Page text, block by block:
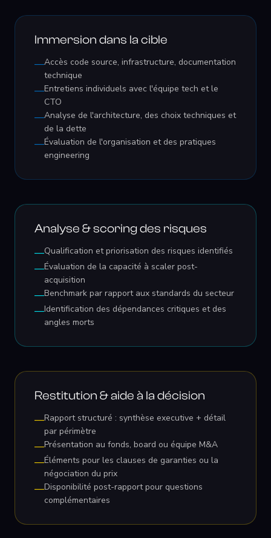
Immersion dans la cible
—Accès code source, infrastructure, documentation
technique
—Entretiens individuels avec l'équipe tech et le
CTO
—Analyse de l'architecture, des choix techniques et
de la dette
—Évaluation de l'organisation et des pratiques
engineering
Analyse & scoring des risques
—Qualification et priorisation des risques identifiés
—Évaluation de la capacité à scaler post-
acquisition
—Benchmark par rapport aux standards du secteur
—Identification des dépendances critiques et des
angles morts
Restitution & aide à la décision
—Rapport structuré : synthèse executive + détail
par périmètre
—Présentation au fonds, board ou équipe M&A
—Éléments pour les clauses de garanties ou la
négociation du prix
—Disponibilité post-rapport pour questions
complémentaires